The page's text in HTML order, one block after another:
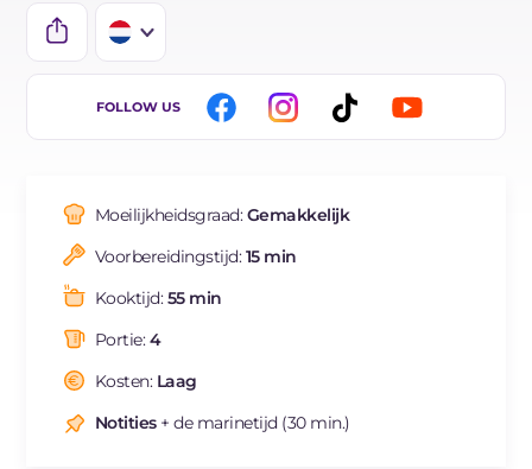
IT
FR
BR
DE
FOLLOW US
Moeilijkheidsgraad:Gemakkelijk
Voorbereidingstijd:15 min
Kooktijd:55 min
Portie:4
Kosten: Laag
Notities+ de marinetijd (30 min.)